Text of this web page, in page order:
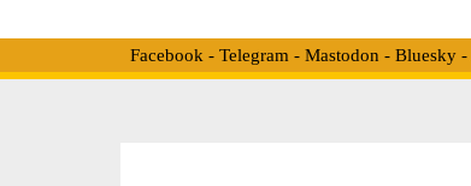
Facebook - Telegram - Mastodon - Bluesky-